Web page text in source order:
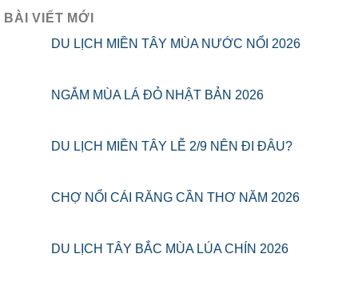
BÀI VIẾT MỚI
DU LỊCH MIỀN TÂY MÙA NƯỚC NỔI 2026
NGẮM MÙA LÁ ĐỎ NHẬT BẢN 2026
DU LỊCH MIỀN TÂY LỄ 2/9 NÊN ĐI ĐÂU?
CHỢ NỔI CÁI RĂNG CẦN THƠ NĂM 2026
DU LỊCH TÂY BẮC MÙA LÚA CHÍN 2026